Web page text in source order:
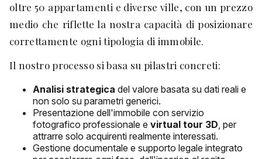
oltre 50 appartamenti e diverse ville, con un prezzo
medio che riflette la nostra capacità di posizionare
correttamente ogni tipologia di immobile.
Il nostro processo si basa su pilastri concreti:
Analisi strategica del valore basata su dati reali e
non solo su parametri generici.
Presentazione dell'immobile con servizio
fotografico professionale e virtual tour 3D, per
attrarre solo acquirenti realmente interessati.
Gestione documentale e supporto legale integrato